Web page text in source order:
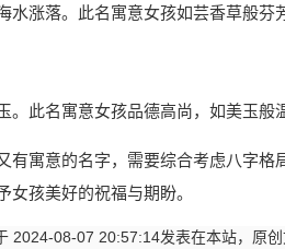
水涨落。此名寓意女孩如芸香草般芬
。此名寓意女孩品德高尚，如美玉般
有寓意的名字，需要综合考虑八字
孩美好的祝福与期盼。
2024-08-07 20:57:14发表在本站，原